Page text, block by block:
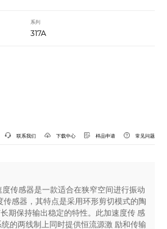
系列
317A
联系我们 下载中心 样品申请 常见问题
传感器是一款适合在狭窄空间进行振动
感器，其特点是采用环形剪切模式的陶
期保持输出稳定的特性。此加速度传 感
的两线制上同时提供恒流源激 励和传输